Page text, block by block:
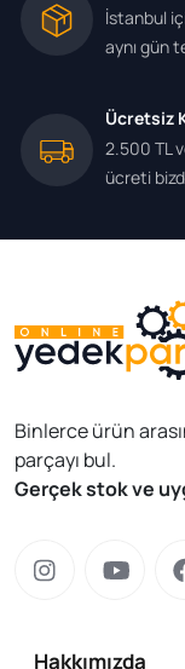
İstanbul
aynı gün
Ücretsiz
2.500 TL
ücreti
Binlerce ürün
parçayı bul.
Gerçek stok ve
Hakkımızda